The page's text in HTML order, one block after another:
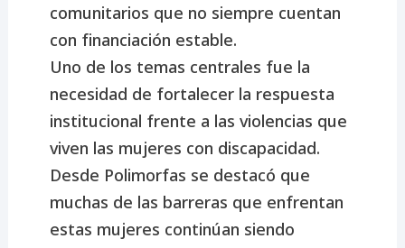
comunitarios que no siempre cuentan
con financiación estable.
Uno de los temas centrales fue la
necesidad de fortalecer la respuesta
institucional frente a las violencias que
viven las mujeres con discapacidad.
Desde Polimorfas se destacó que
muchas de las barreras que enfrentan
estas mujeres continúan siendo